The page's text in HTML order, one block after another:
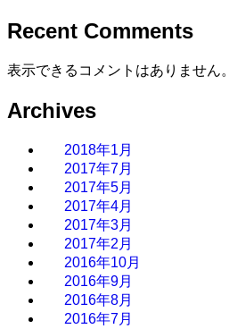
Recent Comments
表示できるコメントはありません。
Archives
2018年1月
2017年7月
2017年5月
2017年4月
2017年3月
2017年2月
2016年10月
2016年9月
2016年8月
2016年7月